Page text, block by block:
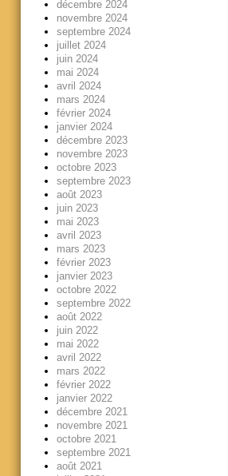
décembre 2024
novembre 2024
septembre 2024
juillet 2024
juin 2024
mai 2024
avril 2024
mars 2024
février 2024
janvier 2024
décembre 2023
novembre 2023
octobre 2023
septembre 2023
août 2023
juin 2023
mai 2023
avril 2023
mars 2023
février 2023
janvier 2023
octobre 2022
septembre 2022
août 2022
juin 2022
mai 2022
avril 2022
mars 2022
février 2022
janvier 2022
décembre 2021
novembre 2021
octobre 2021
septembre 2021
août 2021